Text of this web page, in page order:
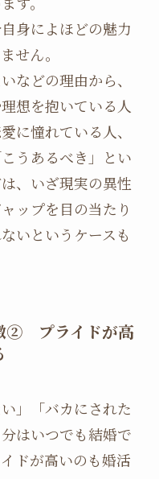
身によほどの魅力
せん。
などの理由から、
想を抱いている人
に憧れている人、
うあるべき」とい
、いざ現実の異性
ップを目の当たり
いというケースも
② プライドが高
」「バカにされた
はいつでも結婚で
ドが高いのも婚活